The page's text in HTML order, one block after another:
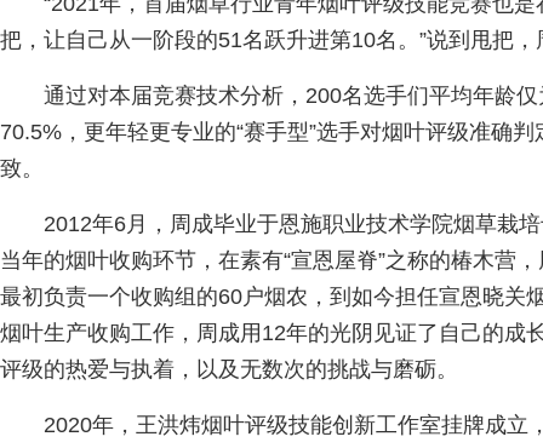
把，让自己从一阶段的51名跃升进第10名。”说到甩把
通过对本届竞赛技术分析，200名选手们平均年龄
70.5%，更年轻更专业的“赛手型”选手对烟叶评级准确判
致。
2012年6月，周成毕业于恩施职业技术学院烟草栽
当年的烟叶收购环节，在素有“宣恩屋脊”之称的椿木营
最初负责一个收购组的60户烟农，到如今担任宣恩晓关
烟叶生产收购工作，周成用12年的光阴见证了自己的成
评级的热爱与执着，以及无数次的挑战与磨砺。
2020年，王洪炜烟叶评级技能创新工作室挂牌成立